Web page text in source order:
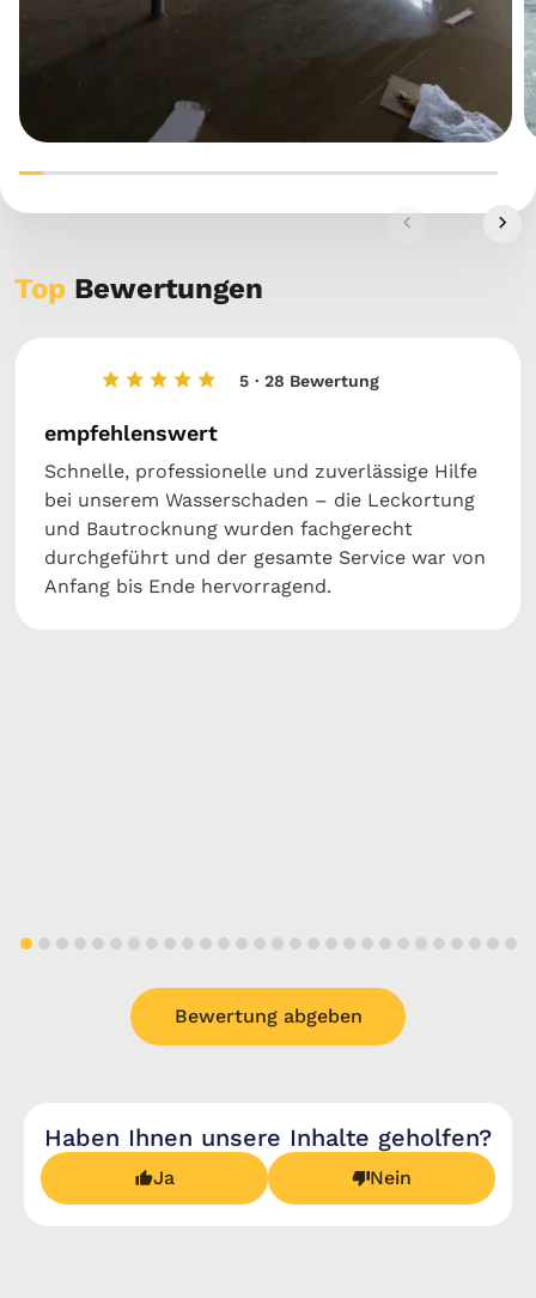
Top Bewertungen
5 · 28 Bewertung
empfehlenswert
Schnelle, professionelle und zuverlässige Hilfe
bei unserem Wasserschaden – die Leckortung
und Bautrocknung wurden fachgerecht
durchgeführt und der gesamte Service war von
Anfang bis Ende hervorragend.
Bewertung abgeben
Haben Ihnen unsere Inhalte geholfen?
Ja Nein